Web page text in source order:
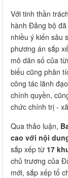
Với tinh thần
hành Đảng bộ
nhiều ý kiến sâu
phương án sắp
mô dân số của
biểu cũng phân
công tác lãnh
chính quyền,
chức chính trị -
Qua thảo luận,
cao với nội
sắp xếp từ 17
chủ trương của
mới, sắp xếp tổ